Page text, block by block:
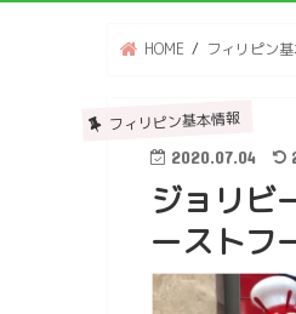
HOME フィリピン
フィリピン基本情報
2020.07.04
ジョリビ
ーストフ